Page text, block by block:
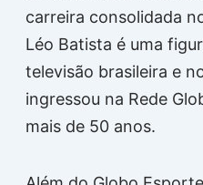
carreira consolidada
Léo Batista é uma
televisão brasileira e
ingressou na Rede
mais de 50 anos.